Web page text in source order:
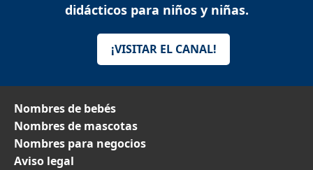
didácticos para niños y niñas.
¡VISITAR EL CANAL!
Nombres de bebés
Nombres de mascotas
Nombres para negocios
Aviso legal